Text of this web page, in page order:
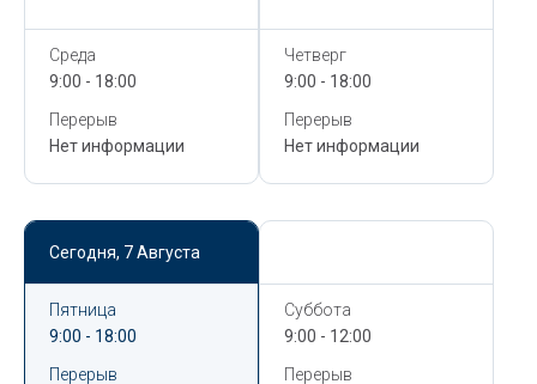
Среда
9:00 - 18:00
Перерыв
Нет информации
Четверг
9:00 - 18:00
Перерыв
Нет информации
Сегодня, 7 Августа
Пятница
9:00 - 18:00
Перерыв
Суббота
9:00 - 12:00
Перерыв